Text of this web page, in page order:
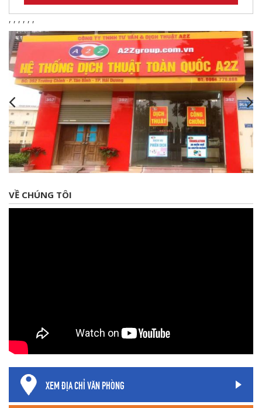
, , , , , ,
VỀ CHÚNG TÔI
XEM ĐỊA CHỈ VĂN PHÒNG